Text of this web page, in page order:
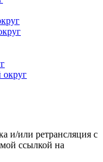
округ
и/или ретрансляция с
ссылкой на